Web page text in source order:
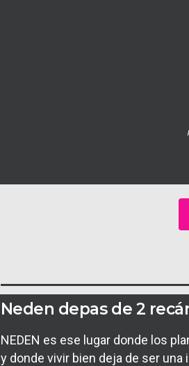
Neden depas de 2
NEDEN es ese lugar donde los
y donde vivir bien deja de ser